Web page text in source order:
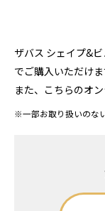
ザバス シェイプ&
でご購入いただけま
また、こちらのオ
※一部お取り扱いのな